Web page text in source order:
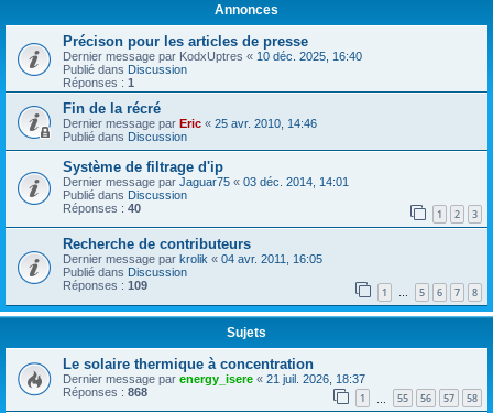
Annonces
Précison pour les articles de presse
Dernier message par KodxUptres « 10 déc. 2025, 16:40
Publié dans Discussion
Réponses : 1
Fin de la récré
Dernier message par Eric « 25 avr. 2010, 14:46
Publié dans Discussion
Système de filtrage d'ip
Dernier message par Jaguar75 « 03 déc. 2014, 14:01
Publié dans Discussion
Réponses : 40 1 2 3
Recherche de contributeurs
Dernier message par krolik « 04 avr. 2011, 16:05
Publié dans Discussion
Réponses : 109 1 … 5 6 7 8
Sujets
Le solaire thermique à concentration
Dernier message par energy_isere « 21 juil. 2026, 18:37
Réponses : 868 1 55 56 57 58